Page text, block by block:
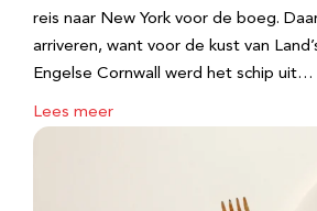
reis naar New York voor de boeg.
arriveren, want voor de kust van
Engelse Cornwall werd het schip uit…
Lees meer